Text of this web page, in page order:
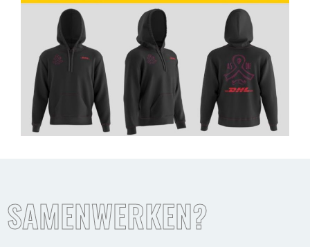
SAMENWERKEN?